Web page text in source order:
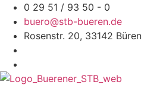
Zum
Inhalt
springen
0 29 51 / 93 50 - 0
buero@stb-bueren.de
Rosenstr. 20, 33142 Büren